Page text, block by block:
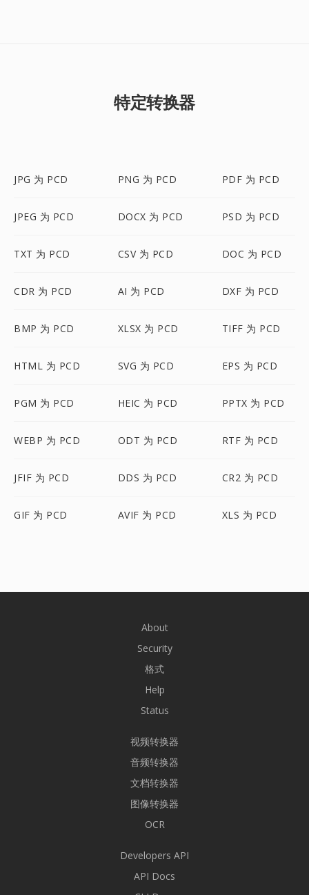
特定转换器
JPG 为 PCD PNG 为 PCD PDF 为 PCD
JPEG 为 PCD DOCX 为 PCD PSD 为 PCD
TXT 为 PCD CSV 为 PCD DOC 为 PCD
CDR 为 PCD AI 为 PCD DXF 为 PCD
BMP 为 PCD XLSX 为 PCD TIFF 为 PCD
HTML 为 PCD SVG 为 PCD EPS 为 PCD
PGM 为 PCD HEIC 为 PCD PPTX 为 PCD
WEBP 为 PCD ODT 为 PCD RTF 为 PCD
JFIF 为 PCD DDS 为 PCD CR2 为 PCD
GIF 为 PCD AVIF 为 PCD XLS 为 PCD
About
Security
格式
Help
Status
视频转换器
音频转换器
文档转换器
图像转换器
OCR
Developers API
API Docs